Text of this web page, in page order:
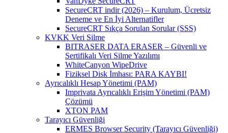
SecureCRT indir (2026) – Kurulum, Ücretsiz
Deneme ve En İyi Alternatifler
SecureCRT Sıkça Sorulan Sorular (SSS)
KVKK Veri Silme
BITRASER DATA ERASER – Güvenli ve
Sertifikalı Veri Silme Yazılımı
WhiteCanyon WipeDrive
Fiziksel Disk İmhası: PARA KAYBI!
Ayrıcalıklı Hesap Yönetimi (PAM)
Imprivata Ayrıcalıklı Erişim Yönetimi (PAM)
Çözümü
XTON PAM
Tarayıcı Güvenliği
ERMES Browser Security (Tarayıcı Güvenliği)